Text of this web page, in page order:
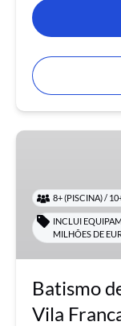
Batismo
Ilhéu
Vila
Campo
8+ (PISCINA) /
INCLUI
MILHÕES DE
Batismo
Vila